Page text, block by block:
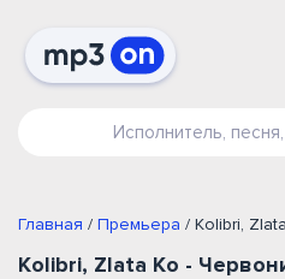
Главная / Премьера / Kolibri,
Kolibri, Zlata Ko -